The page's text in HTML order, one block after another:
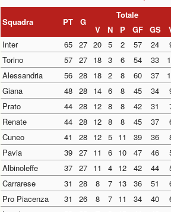
Squadra PT G
Totale
V
N P GF GS
Inter
65 27 20 5 2 57 24
Torino
57 27 18 3 6 54 33
Alessandria
56 28 18 2 8 60 37
Giana
48 28 14 6 8 45 34
Prato
44 28 12 8 8 42 31
Renate
44 28 12 8 8 45 37
Cuneo
41 28 12 5 11 39 36
Pavia
39 27 11 6 10 47 46
Albinoleffe
37 27 11 4 12 42 44
Carrarese
31 28 8 7 13 36 51
Pro Piacenza
31 26 8 7 11 34 40